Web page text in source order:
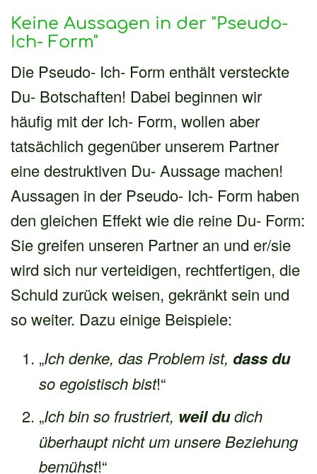
Keine Aussagen in der "Pseudo-
Ich- Form"
Die Pseudo- Ich- Form enthält versteckte
Du- Botschaften! Dabei beginnen wir
häufig mit der Ich- Form, wollen aber
tatsächlich gegenüber unserem Partner
eine destruktiven Du- Aussage machen!
Aussagen in der Pseudo- Ich- Form haben
den gleichen Effekt wie die reine Du- Form:
Sie greifen unseren Partner an und er/sie
wird sich nur verteidigen, rechtfertigen, die
Schuld zurück weisen, gekränkt sein und
so weiter. Dazu einige Beispiele:
„Ich denke, das Problem ist, dass du
so egoistisch bist!“
„Ich bin so frustriert, weil dudich
überhaupt nicht um unsere Beziehung
bemühst!“